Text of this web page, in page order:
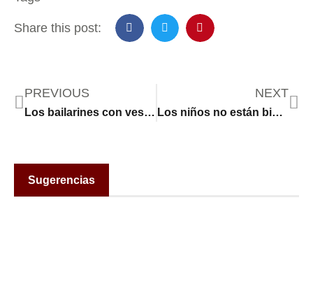
Share this post:
PREVIOUS
Los bailarines con vestidos con cascabeles celebran ceremonias de sanación en lugares conmemorativos del sur de Minneapolis
NEXT
Los niños no están bien: el ICE amenaza la salud a corto plazo y las perspectivas a largo plazo de los niños
Sugerencias